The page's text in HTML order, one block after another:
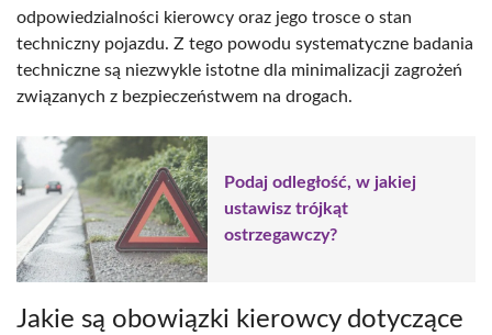
odpowiedzialności kierowcy oraz jego trosce o stan
techniczny pojazdu. Z tego powodu systematyczne badania
techniczne są niezwykle istotne dla minimalizacji zagrożeń
związanych z bezpieczeństwem na drogach.
Podaj odległość, w jakiej
ustawisz trójkąt
ostrzegawczy?
Jakie są obowiązki kierowcy dotyczące